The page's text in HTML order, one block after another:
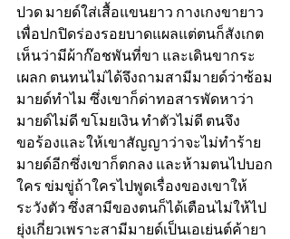
ปวด มายด์ใส่เสื้อแขนยาว กางเกงขายาว
เพื่อปกปิดร่องรอยบาดแผลแต่ตนก็สังเกต
เห็นว่ามีผ้าก๊อชพันที่ขา และเดินขากระ
เผลก ตนทนไม่ได้จึงถามสามีมายด์ว่าซ้อม
มายด์ทำไม ซึ่งเขาก็ด่าทอสารพัดหาว่า
มายด์ไม่ดี ขโมยเงิน ทำตัวไม่ดี ตนจึง
ขอร้องและให้เขาสัญญาว่าจะไม่ทำร้าย
มายด์อีกซึ่งเขาก็ตกลง และห้ามตนไปบอก
ใคร ข่มขู่ถ้าใครไปพูดเรื่องของเขาให้
ระวังตัว ซึ่งสามีของตนก็ได้เตือนไม่ให้ไป
ยุ่งเกี่ยวเพราะสามีมายด์เป็นเอเย่นต์ค้ายา